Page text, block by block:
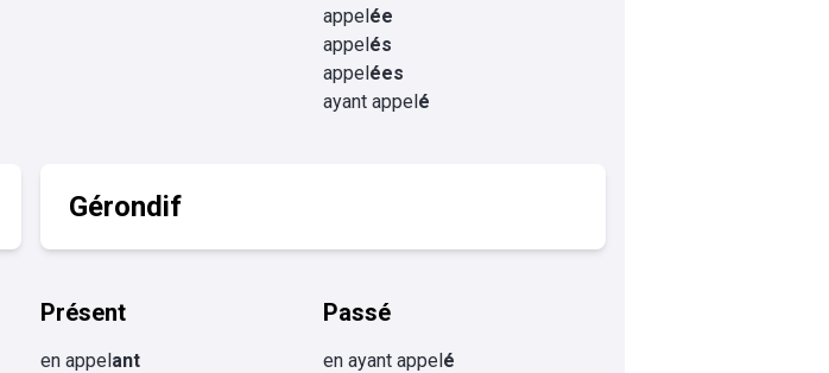
appelée
appelés
appelées
ayant appelé
Gérondif
Présent
en appelant
Passé
en ayant appelé